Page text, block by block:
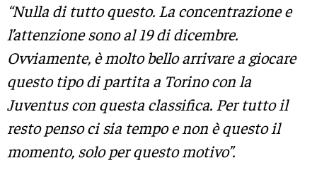
“Nulla di tutto questo. La concentrazione e
l’attenzione sono al 19 di dicembre.
Ovviamente, è molto bello arrivare a giocare
questo tipo di partita a Torino con la
Juventus con questa classifica. Per tutto il
resto penso ci sia tempo e non è questo il
momento, solo per questo motivo”.